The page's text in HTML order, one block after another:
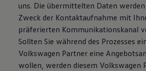
uns. Die übermittelten Daten werden
Zweck der Kontaktaufnahme mit
präferierten Kommunikationskanal
Sollten Sie während des Prozesses
Volkswagen Partner eine
wollen, werden diesem Volkswagen